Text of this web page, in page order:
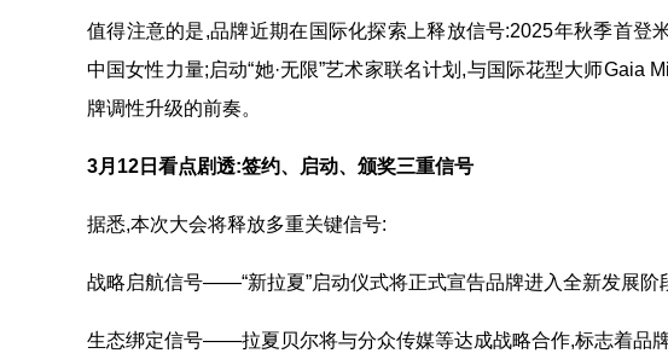
值得注意的是,品牌近期在国际化探索上释放信号:2025年秋季首登
中国女性力量;启动“她·无限”艺术家联名计划,与国际花型大师Gaia
牌调性升级的前奏。
3月 12 日看点剧透:签约、启动、颁奖三重信号
据悉,本次大会将释放多重关键信号:
战略启航信号——“新拉夏”启动仪式将正式宣告品牌进入全新发展阶
生态绑定信号——拉夏贝尔将与分众传媒等达成战略合作,标志着品